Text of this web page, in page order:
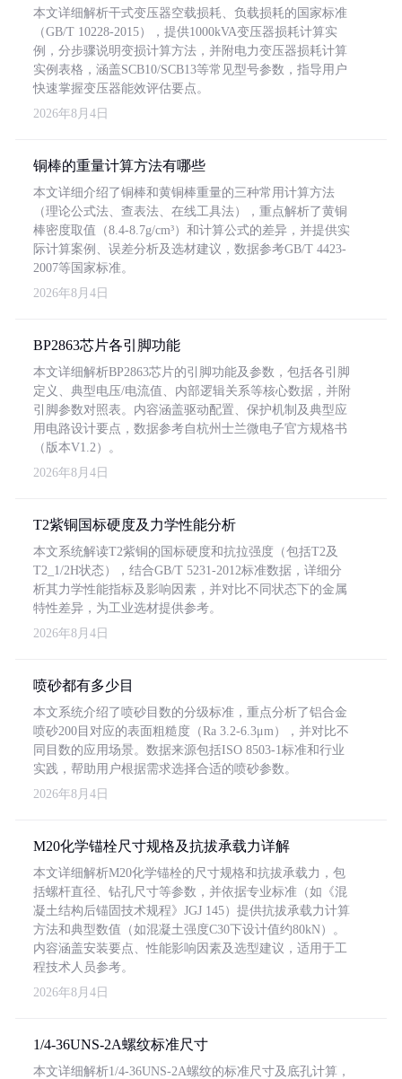
本文详细解析干式变压器空载损耗、负载损耗的国家标准
（GB/T 10228-2015），提供1000kVA变压器损耗计算实
例，分步骤说明变损计算方法，并附电力变压器损耗计算
实例表格，涵盖SCB10/SCB13等常见型号参数，指导用户
快速掌握变压器能效评估要点。
2026年8月4日
铜棒的重量计算方法有哪些
本文详细介绍了铜棒和黄铜棒重量的三种常用计算方法
（理论公式法、查表法、在线工具法），重点解析了黄铜
棒密度取值（8.4-8.7g/cm³）和计算公式的差异，并提供实
际计算案例、误差分析及选材建议，数据参考GB/T 4423-
2007等国家标准。
2026年8月4日
BP2863芯片各引脚功能
本文详细解析BP2863芯片的引脚功能及参数，包括各引脚
定义、典型电压/电流值、内部逻辑关系等核心数据，并附
引脚参数对照表。内容涵盖驱动配置、保护机制及典型应
用电路设计要点，数据参考自杭州士兰微电子官方规格书
（版本V1.2）。
2026年8月4日
T2紫铜国标硬度及力学性能分析
本文系统解读T2紫铜的国标硬度和抗拉强度（包括T2及
T2_1/2H状态），结合GB/T 5231-2012标准数据，详细分
析其力学性能指标及影响因素，并对比不同状态下的金属
特性差异，为工业选材提供参考。
2026年8月4日
喷砂都有多少目
本文系统介绍了喷砂目数的分级标准，重点分析了铝合金
喷砂200目对应的表面粗糙度（Ra 3.2-6.3μm），并对比不
同目数的应用场景。数据来源包括ISO 8503-1标准和行业
实践，帮助用户根据需求选择合适的喷砂参数。
2026年8月4日
M20化学锚栓尺寸规格及抗拔承载力详解
本文详细解析M20化学锚栓的尺寸规格和抗拔承载力，包
括螺杆直径、钻孔尺寸等参数，并依据专业标准（如《混
凝土结构后锚固技术规程》JGJ 145）提供抗拔承载力计算
方法和典型数值（如混凝土强度C30下设计值约80kN）。
内容涵盖安装要点、性能影响因素及选型建议，适用于工
程技术人员参考。
2026年8月4日
1/4-36UNS-2A螺纹标准尺寸
本文详细解析1/4-36UNS-2A螺纹的标准尺寸及底孔计算，